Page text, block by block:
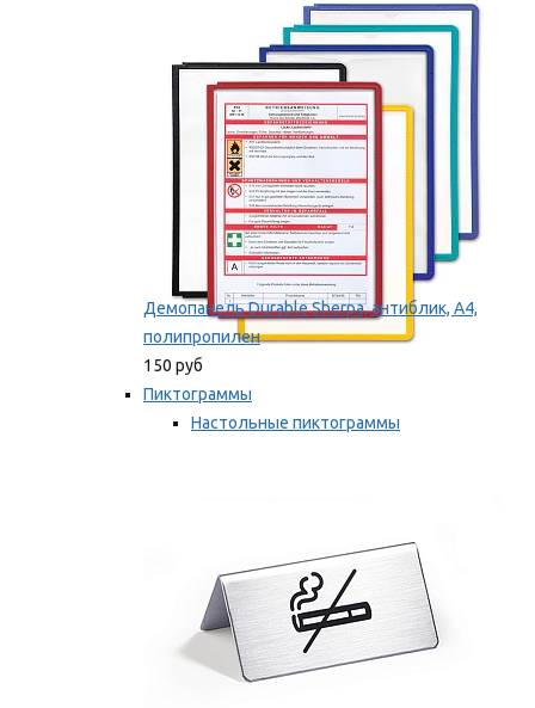
оборудование
Мы рекомендуем
Демопанель Durable Sherpa, антиблик, А4,
полипропилен
150 руб
Пиктограммы
Настольные пиктограммы